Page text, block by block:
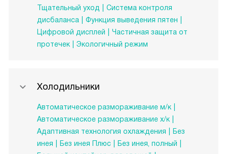
Тщательный уход
Система контроля
дисбаланса
Функция выведения пятен
Цифровой дисплей
Частичная защита от
протечек
Экологичный режим
Холодильники
Автоматическое размораживание м/к
Автоматическое размораживание х/к
Адаптивная технология охлаждения
Без
инея
Без инея Плюс
Без инея, полный